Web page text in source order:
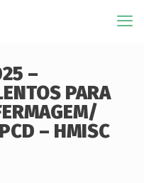
–
PARA
– HMISC